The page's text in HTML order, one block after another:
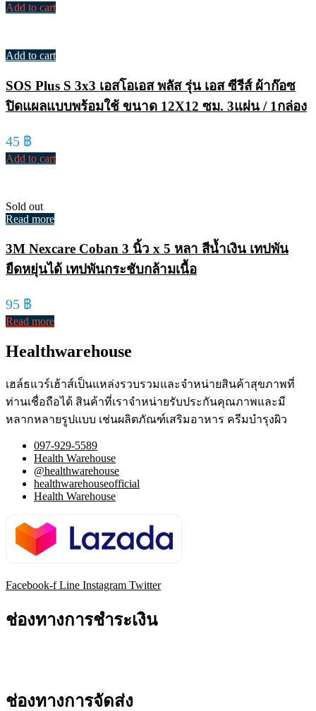
Add to cart
Add to cart
SOS Plus S 3x3 เอสโอเอส พลัส รุ่น เอส ซีรีส์ ผ้าก๊อซ
ปิดแผลแบบพร้อมใช้ ขนาด 12X12 ซม. 3แผ่น / 1กล่อง
45 ฿
Add to cart
Sold out
Read more
3M Nexcare Coban 3 นิ้ว x 5 หลา สีน้ำเงิน เทปพัน
ยืดหยุ่นได้ เทปพันกระชับกล้ามเนื้อ
95 ฿
Read more
Healthwarehouse
เฮล์ธแวร์เฮ้าส์เป็นแหล่งรวบรวมและจำหน่ายสินค้าสุขภาพที่
ท่านเชื่อถือได้ สินค้าที่เราจำหน่ายรับประกันคุณภาพและมี
หลากหลายรูปแบบ เช่นผลิตภัณฑ์เสริมอาหาร ครีมบำรุงผิว
097-929-5589
Health Warehouse
@healthwarehouse
healthwarehouseofficial
Health Warehouse
Facebook-f Line Instagram Twitter
ช่องทางการชำระเงิน
ช่องทางการจัดส่ง